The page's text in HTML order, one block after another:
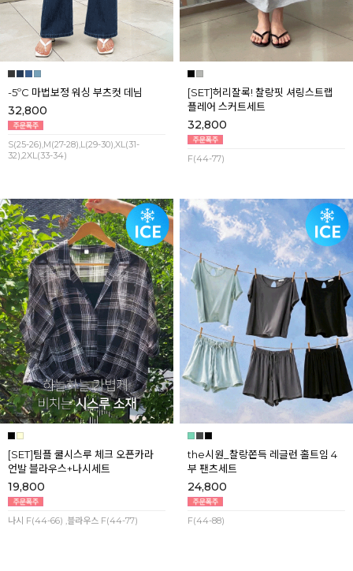
-5ºC 마법보정 워싱 부츠컷 데님
32,800
S(25-26),M(27-28),L(29-30),XL(31-
32),2XL(33-34)
[SET]허리잘록! 찰랑핏 셔링스트랩
플레어 스커트세트
32,800
F(44-77)
[SET]팀플 쿨시스루 체크 오픈카라
언발 블라우스+나시세트
19,800
나시 F(44-66) ,블라우스 F(44-77)
the시원_찰랑쫀득 레글런 홀트임 4
부 팬츠세트
24,800
F(44-88)